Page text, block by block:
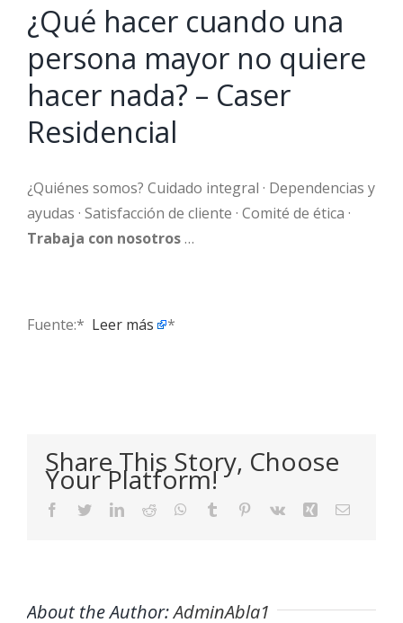
¿Qué hacer cuando una
persona mayor no quiere
hacer nada? – Caser
Residencial
¿Quiénes somos? Cuidado integral · Dependencias y
ayudas · Satisfacción de cliente · Comité de ética ·
Trabaja con nosotros…
Fuente:* ​ Leer más *
Share This Story, Choose
Your Platform!
Facebook
TwitterLinkedIn
Reddit WhatsApp
Tumblr Pinterest
Vk Xing Email
About the Author:AdminAbla1